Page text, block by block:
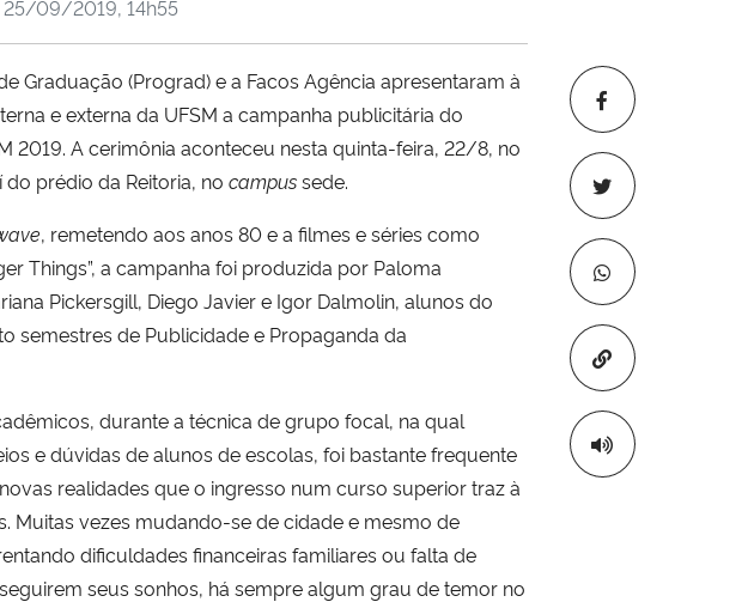
Copiar para
25/09/2019, 14h55
Graduação (Prograd) e a Facos Agência apresentaram à
e externa da UFSM a campanha publicitária do
2019. A cerimônia aconteceu nesta quinta-feira, 22/8, no
prédio da Reitoria, no campussede.
, remetendo aos anos 80 e a filmes e séries como
Things”, a campanha foi produzida por Paloma
Pickersgill, Diego Javier e Igor Dalmolin, alunos do
semestres de Publicidade e Propaganda da
durante a técnica de grupo focal, na qual
e dúvidas de alunos de escolas, foi bastante frequente
realidades que o ingresso num curso superior traz à
Muitas vezes mudando-se de cidade e mesmo de
dificuldades financeiras familiares ou falta de
seus sonhos, há sempre algum grau de temor no